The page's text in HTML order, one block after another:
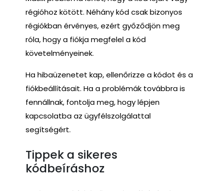
régióhoz kötött. Néhány kód csak bizonyos
régiókban érvényes, ezért győződjön meg
róla, hogy a fiókja megfelel a kód
követelményeinek.
Ha hibaüzenetet kap, ellenőrizze a kódot és a
fiókbeállításait. Ha a problémák továbbra is
fennállnak, fontolja meg, hogy lépjen
kapcsolatba az ügyfélszolgálattal
segítségért.
Tippek a sikeres
kódbeíráshoz